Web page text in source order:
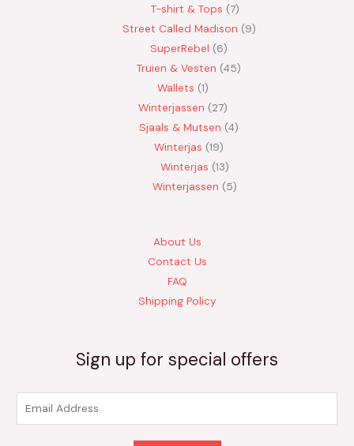
T-shirt & Tops 7
Street Called Madison 9
SuperRebel
6
Truien & Vesten 45
Wallets 1
Winterjassen
27
Sjaals & Mutsen 4
Winterjas 19
Winterjas 13
Winterjassen
5
About Us
Contact Us
FAQ
Shipping Policy
Sign up for special offers
m